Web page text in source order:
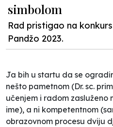
simbolom
Rad pristigao na
Pandžo 2023.
Ja bih u startu da se
nešto pametnom (Dr. sc.
učenjem i radom zasluženo
ime), a ni kompetentnom
obrazovnom procesu dviju